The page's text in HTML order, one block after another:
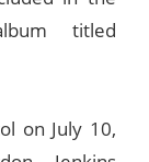
titled
on July 10,